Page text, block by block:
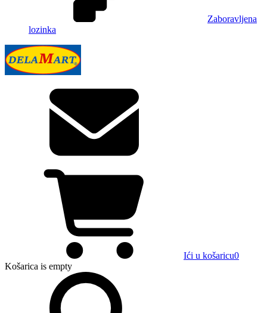
Zaboravljena
lozinka
Ići u košaricu0
Košarica is empty